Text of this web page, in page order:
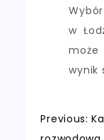
w
wynik
Previous: